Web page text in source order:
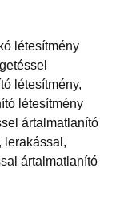
létesítmény
létesítmény,
létesítmény
ártalmatlanító
lerakással,
ártalmatlanító